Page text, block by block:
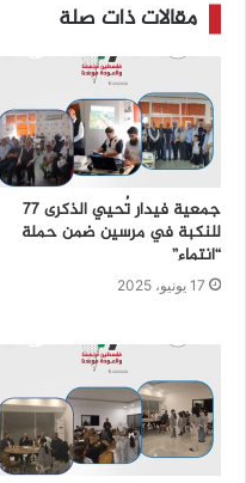
مقالات ذات صلة
جمعية فيدار تُحيي الذكرى 77
للنكبة في مرسين ضمن حملة
“انتماء”
17 يونيو، 2025